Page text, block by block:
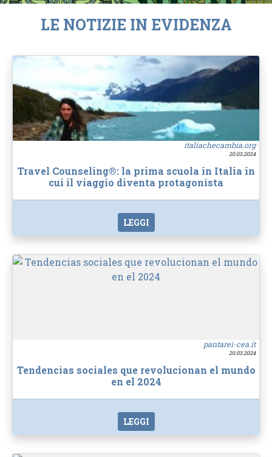
LE NOTIZIE IN EVIDENZA
italiachecambia.org
20.03.2024
Travel Counseling®: la prima scuola in Italia in
cui il viaggio diventa protagonista
LEGGI
pantarei-cea.it
20.03.2024
Tendencias sociales que revolucionan el mundo
en el 2024
LEGGI